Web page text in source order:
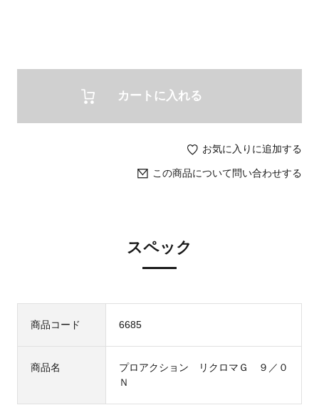
カートに入れる
お気に入りに追加する
この商品について問い合わせする
スペック
商品コード 6685
商品名
プロアクション リクロマＧ ９／０
Ｎ